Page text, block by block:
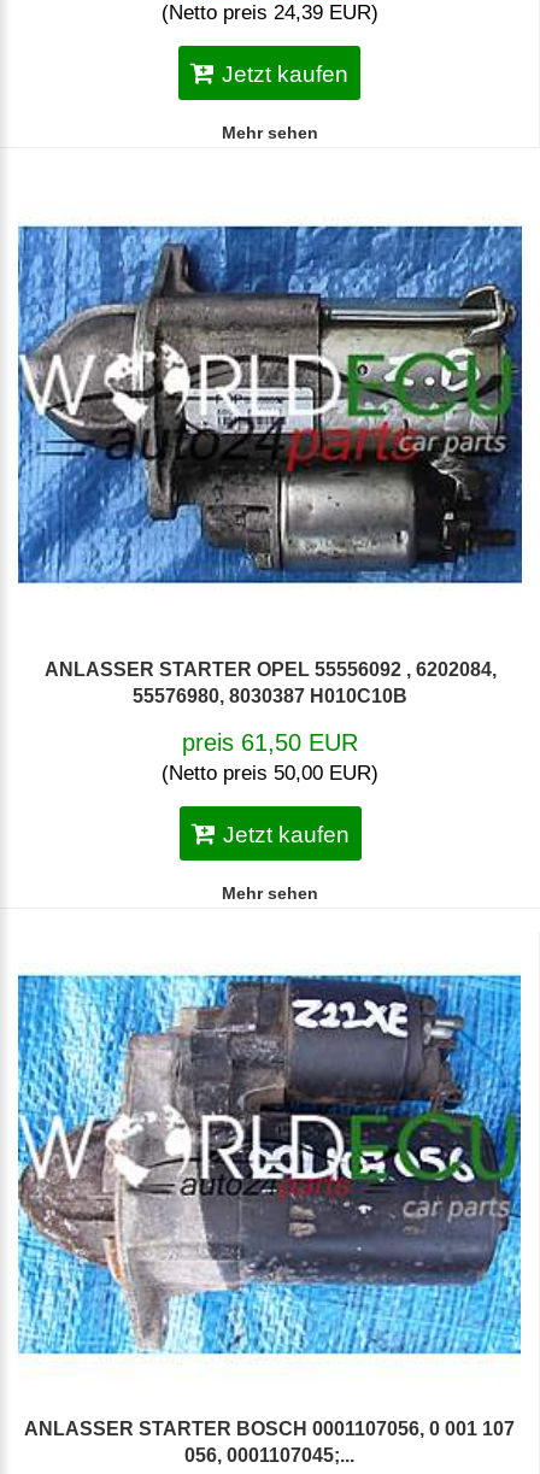
(Netto preis 24,39 EUR)
Jetzt kaufen
Mehr sehen
ANLASSER STARTER OPEL 55556092 , 6202084,
55576980, 8030387 H010C10B
preis 61,50 EUR
(Netto preis 50,00 EUR)
Jetzt kaufen
Mehr sehen
ANLASSER STARTER BOSCH 0001107056, 0 001 107
056, 0001107045;...